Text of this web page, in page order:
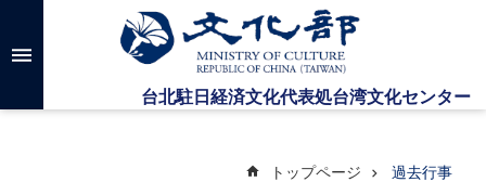
メインのコンテンツブロックにジャンプします
高
検
トップページ 過去行事